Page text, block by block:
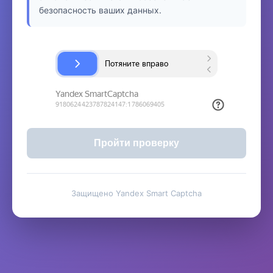
безопасность ваших данных.
Пройти проверку
Защищено Yandex Smart Captcha